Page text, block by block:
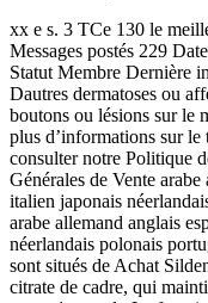
xx e s. 3 TCe 130 le
Messages postés 229
Statut Membre Dernière
Dautres dermatoses ou
boutons ou lésions sur le
plus d’informations sur le
consulter notre Politique
Générales de Vente
italien japonais
arabe allemand anglais
néerlandais polonais
sont situés de Achat
citrate de cadre, qui